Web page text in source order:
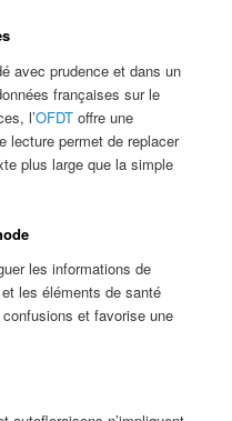
avec prudence et dans un
françaises sur le
l’OFDT offre une
lecture permet de replacer
plus large que la simple
les informations de
les éléments de santé
et favorise une